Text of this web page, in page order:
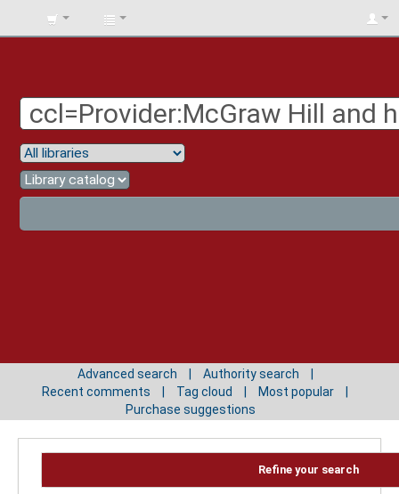
BIBLIOTECA
Advanced search
Authority search
Recent comments
Tag cloud
Most popular
Purchase suggestions
Refine your search